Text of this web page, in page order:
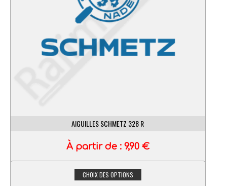
AIGUILLES SCHMETZ UY 128 GAS
À partir de : 7,90 €
CHOIX DES OPTIONS